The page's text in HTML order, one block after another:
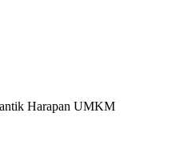
Harapan UMKM